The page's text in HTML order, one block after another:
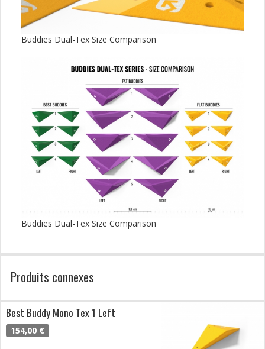
Buddies Dual-Tex Size Comparison
Buddies Dual-Tex Size Comparison
Produits connexes
Best Buddy Mono Tex 1 Left
154,00 €